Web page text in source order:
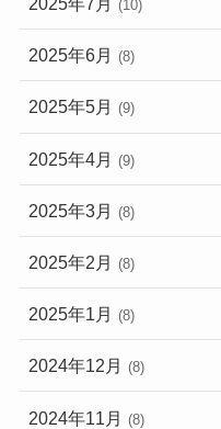
(10)
2025年6月 (8)
2025年5月 (9)
2025年4月 (9)
2025年3月 (8)
2025年2月 (8)
2025年1月 (8)
2024年12月 (8)
2024年11月 (8)